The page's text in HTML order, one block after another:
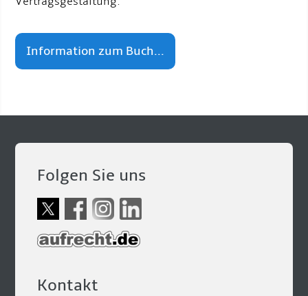
Information zum Buch...
Folgen Sie uns
Kontakt